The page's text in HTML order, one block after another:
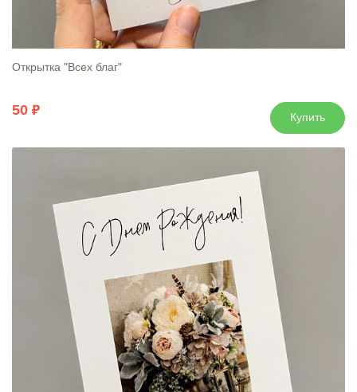
Открытка "Всех благ"
50 Купить